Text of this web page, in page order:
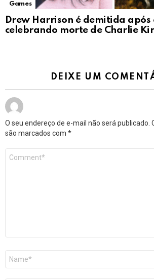
Games
Drew Harrison é demitida após
celebrando morte de Charlie
DEIXE UM
O seu endereço de e-mail não será publicado.
são marcados com *